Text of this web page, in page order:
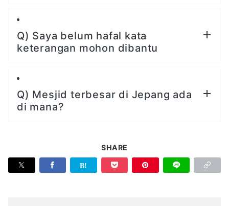
Q) Saya belum hafal kata
keterangan mohon dibantu
Q) Mesjid terbesar di Jepang ada
di mana?
SHARE